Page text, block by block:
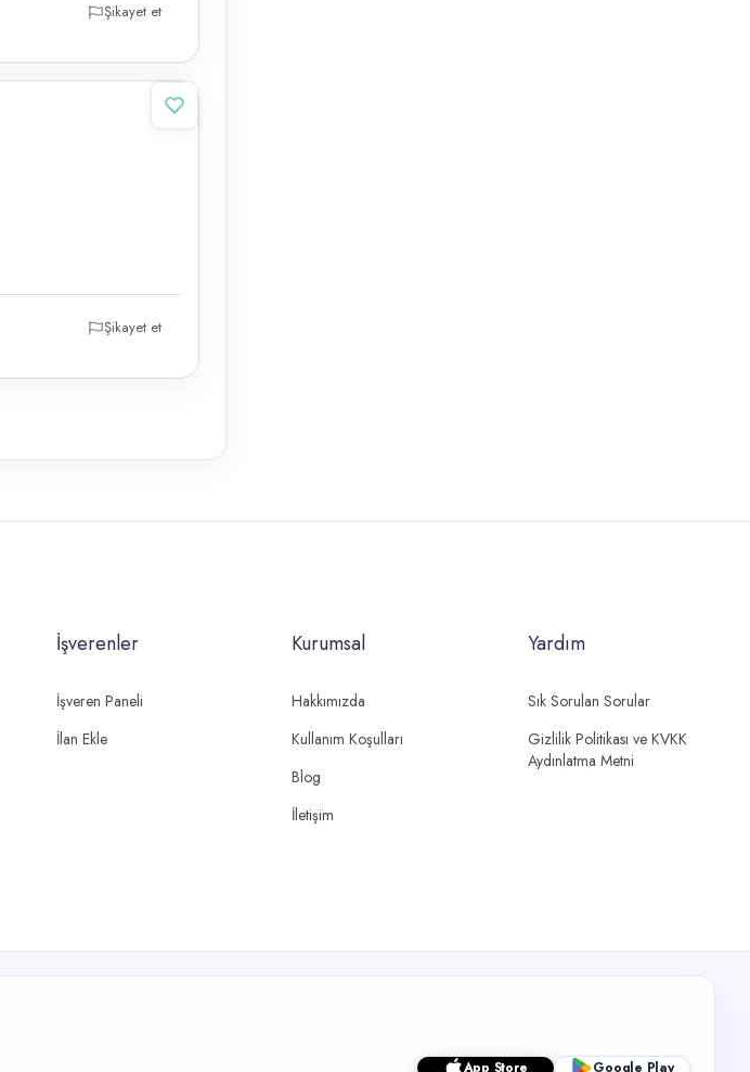
Şikayet et
Şikayet et
İşverenler
İşveren Paneli
İlan Ekle
Kurumsal
Hakkımızda
Kullanım Koşulları
Blog
İletişim
Yardım
Sık Sorulan Sorular
Gizlilik Politikası ve KVKK
Aydınlatma Metni
App Store Google Play